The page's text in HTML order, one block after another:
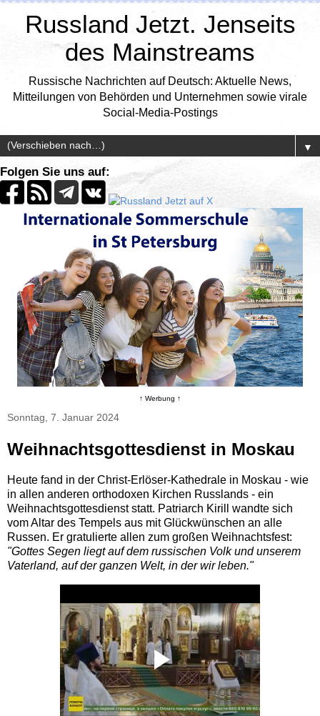
Russland Jetzt. Jenseits
des Mainstreams
Russische Nachrichten auf Deutsch: Aktuelle News,
Mitteilungen von Behörden und Unternehmen sowie virale
Social-Media-Postings
▼
Folgen Sie uns auf:
↑ Werbung ↑
Sonntag, 7. Januar 2024
Weihnachtsgottesdienst in Moskau
Heute fand in der Christ-Erlöser-Kathedrale in Moskau - wie
in allen anderen orthodoxen Kirchen Russlands - ein
Weihnachtsgottesdienst statt. Patriarch Kirill wandte sich
vom Altar des Tempels aus mit Glückwünschen an alle
Russen. Er gratulierte allen zum großen Weihnachtsfest:
"Gottes Segen liegt auf dem russischen Volk und unserem
Vaterland, auf der ganzen Welt, in der wir leben."